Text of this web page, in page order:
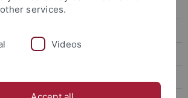
der Organik – Strukutur & Reaktivität
services.
Videos